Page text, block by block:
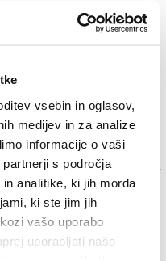
vsebin in oglasov,
medijev in za analize
informacije o vaši
s področja
analitike, ki jih morda
ki ste jim jih
vašo uporabo
uporabljati našo
kraj in